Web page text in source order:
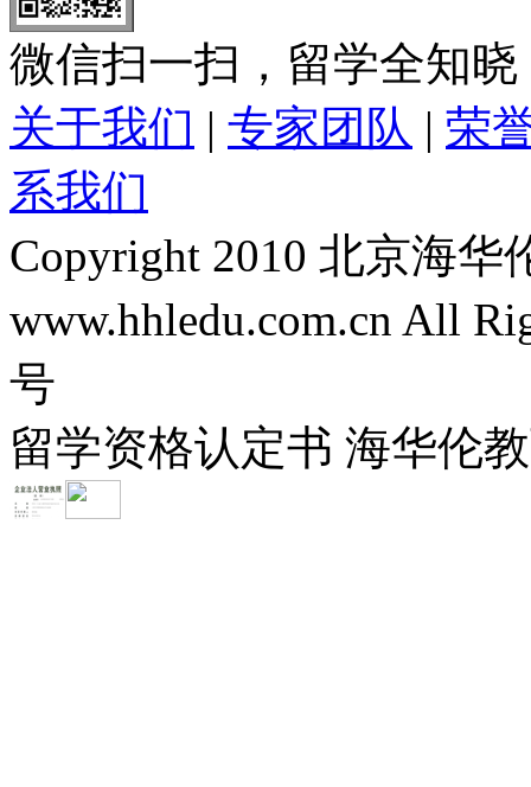
微信扫一扫，留学全知晓
关于我们 | 专家团队 | 荣
系我们
Copyright 2010 北京海
www.hhledu.com.cn All
号
留学资格认定书 海华伦